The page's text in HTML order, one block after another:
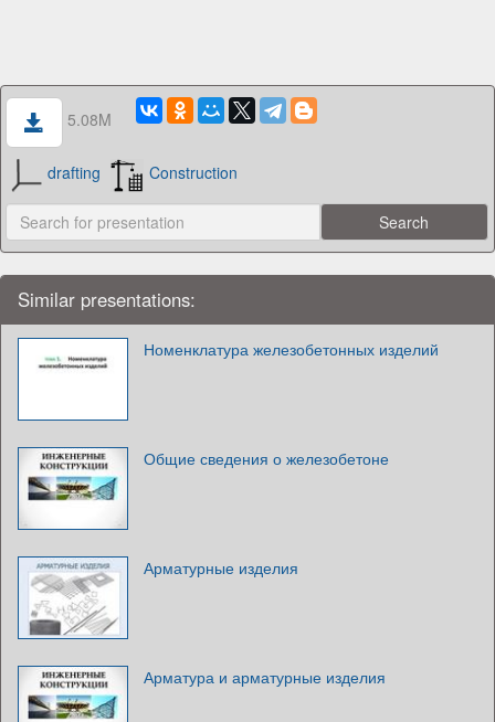
5.08M
drafting Construction
Similar presentations:
Номенклатура железобетонных изделий
Общие сведения о железобетоне
Арматурные изделия
Арматура и арматурные изделия